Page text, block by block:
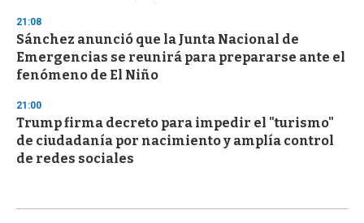
21:08
Sánchez anunció que la Junta Nacional de
Emergencias se reunirá para prepararse ante el
fenómeno de El Niño
21:00
Trump firma decreto para impedir el "turismo"
de ciudadanía por nacimiento y amplía control
de redes sociales